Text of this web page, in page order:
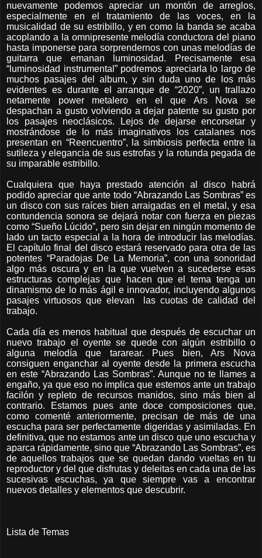
nuevamente podemos apreciar un montón de arreglos,
especialmente en el tratamiento de las voces, en la
musicalidad de su estribillo, y en como la banda se acaba
acoplando a la omnipresente melodía conductora del piano
hasta imponerse para sorprendernos con unas melodías de
guitarra que emanan luminosidad.
Precisamente esa
“luminosidad instrumental” podremos apreciarla lo largo de
muchos pasajes del album, y sin duda uno de los más
evidentes es durante el arranque de “2020”, un trallazo
netamente power metalero en el que Ars Nova se
despachan a gusto volviendo a dejar patente su gusto por
los pasajes neoclásicos. Lejos de dejarse encorsetar y
mostrándose de lo más imaginativos los catalanes nos
presentan en “Reencuentro”, la simbiosis perfecta entre la
sutileza y elegancia de sus estrofas y la rotunda pegada de
su imparable estribillo.
Cualquiera que haya prestado atención al disco habrá
podido apreciar que ante todo “Abrazando Las Sombras” es
un disco con sus raíces bien arraigadas en el metal, y esa
contundencia sonora se dejará notar con fuerza en piezas
como “Sueño Lúcido”, pero sin dejar en ningún momento de
lado un tacto especial a la hora de introducir las melodías.
El capítulo final del disco estará reservado para otra de las
potentes “Paradojas De La Memoria”, con una sonoridad
algo más oscura y en la que vuelven a sucederse esas
estructuras complejas que hacen que el tema tenga un
dinamismo de lo más ágil e innovador, incluyendo algunos
pasajes virtuosos que elevan
las cuotas de calidad del
trabajo.
Cada día es menos habitual que después de escuchar un
nuevo trabajo el oyente se quede con algún estribillo o
alguna melodía que tararear. Pues bien, Ars Nova
consiguen enganchar al oyente desde la primera escucha
en este “Abrazando Las Sombras”. Aunque no te llames a
engaño, ya que eso no implica que estemos ante un trabajo
facilón y repleto de recursos manidos, sino más bien al
contrario. Estamos pues ante doce composiciones que,
como comenté anteriormente, precisan de más de una
escucha para ser perfectamente digeridas y asimiladas. En
definitiva, que no estamos ante un disco que uno escucha y
aparca rápidamente, sino que “Abrazando Las Sombras”, es
de aquellos trabajos que se quedan dando vueltas en tu
reproductor y del que disfrutas y deleitas en cada una de las
sucesivas escuchas, ya que siempre vas a encontrar
nuevos detalles y elementos que descubrir.
Lista de Temas